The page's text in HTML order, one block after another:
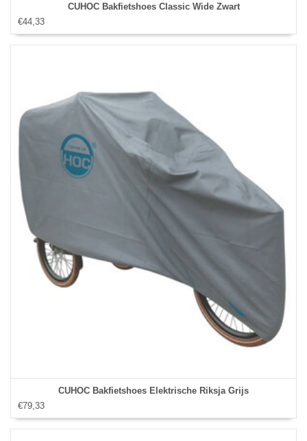
CUHOC Bakfietshoes Classic Wide Zwart
€44,33
CUHOC Bakfietshoes Elektrische Riksja Grijs
€79,33